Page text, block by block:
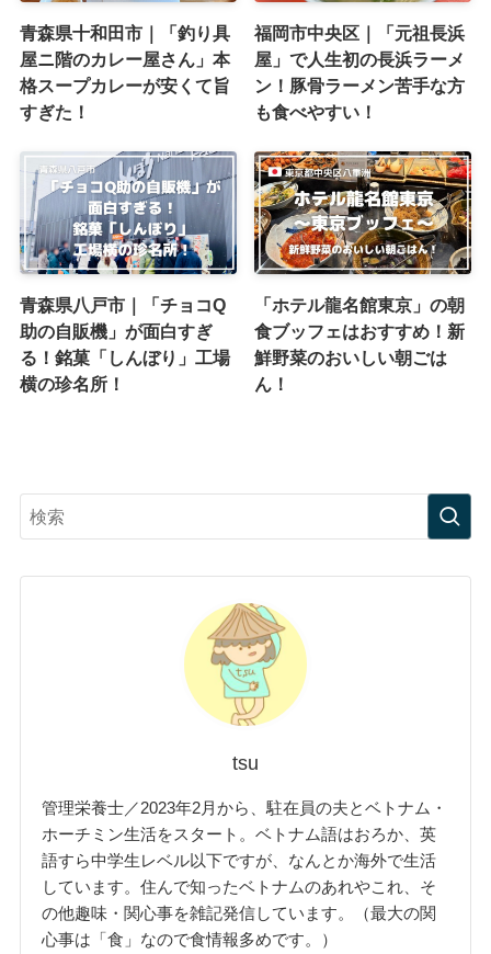
青森県十和田市｜「釣り具
屋ニ階のカレー屋さん」本
格スープカレーが安くて旨
すぎた！
福岡市中央区｜「元祖長浜
屋」で人生初の長浜ラーメ
ン！豚骨ラーメン苦手な方
も食べやすい！
青森県八戸市｜「チョコQ
助の自販機」が面白すぎ
る！銘菓「しんぼり」工場
横の珍名所！
「ホテル龍名館東京」の朝
食ブッフェはおすすめ！新
鮮野菜のおいしい朝ごは
ん！
tsu
管理栄養士／2023年2月から、駐在員の夫とベトナム・
ホーチミン生活をスタート。ベトナム語はおろか、英
語すら中学生レベル以下ですが、なんとか海外で生活
しています。住んで知ったベトナムのあれやこれ、そ
の他趣味・関心事を雑記発信しています。（最大の関
心事は「食」なので食情報多めです。）